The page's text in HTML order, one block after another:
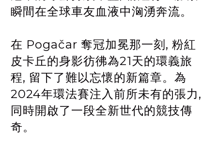
瞬間在全球車友血液中洶湧奔流。
在 Pogačar 奪冠加冕那一刻, 粉紅
皮卡丘的身影彷彿為21天的環義旅
程, 留下了難以忘懷的新篇章。為
2024年環法賽注入前所未有的張力,
同時開啟了一段全新世代的競技傳
奇。